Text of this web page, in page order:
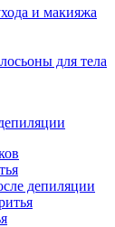
и макияжа
для тела
депиляции